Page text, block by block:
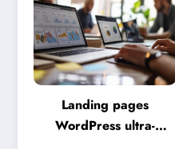
Landing pages
WordPress ultra-